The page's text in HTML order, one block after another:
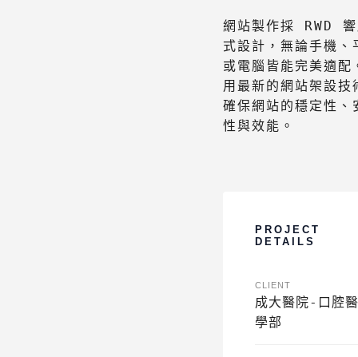
網站製作採 RWD
式設計，無論手機、
或電腦皆能完美適配
用最新的網站架設技
確保網站的穩定性、
性與效能。
PROJECT
DETAILS
CLIENT
成大醫院-口腔醫
學部